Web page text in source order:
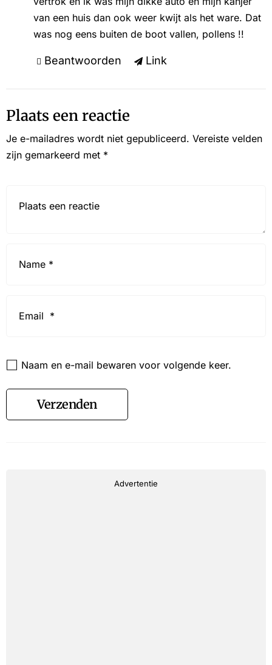
van een huis dan ook weer kwijt als het ware. Dat
was nog eens buiten de boot vallen, pollens !!
Beantwoorden Link
Plaats een reactie
Je e-mailadres wordt niet gepubliceerd. Vereiste velden
zijn gemarkeerd met *
Naam en e-mail bewaren voor volgende keer.
Verzenden
Advertentie